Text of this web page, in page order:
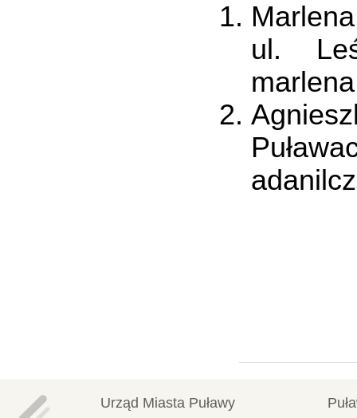
ul.
Urząd Miasta Puławy